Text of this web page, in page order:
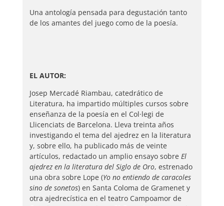
Una antología pensada para degustación tanto
de los amantes del juego como de la poesía.
EL AUTOR:
Josep Mercadé Riambau, catedrático de
Literatura, ha impartido múltiples cursos sobre
enseñanza de la poesía en el Col·legi de
Llicenciats de Barcelona. Lleva treinta años
investigando el tema del ajedrez en la literatura
y, sobre ello, ha publicado más de veinte
artículos, redactado un amplio ensayo sobre El
ajedrez en la literatura del Siglo de Oro, estrenado
una obra sobre Lope (Yo no entiendo de caracoles
sino de sonetos) en Santa Coloma de Gramenet y
otra ajedrecística en el teatro Campoamor de